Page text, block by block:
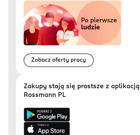
Zobacz oferty pracy
Zakupy stają się prostsze z aplikacją
Rossmann PL